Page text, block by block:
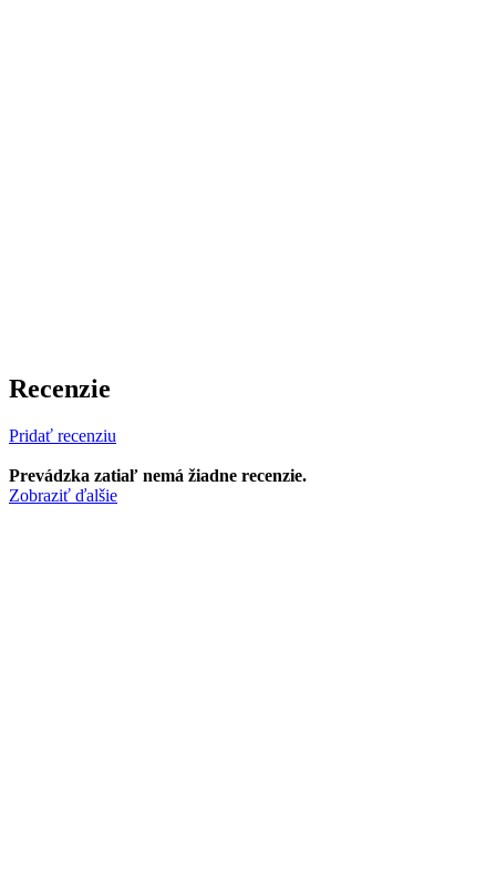
Recenzie
Pridať recenziu
Prevádzka zatiaľ nemá žiadne recenzie.
Zobraziť ďalšie